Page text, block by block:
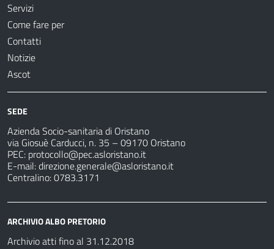
Servizi
Come fare per
Contatti
Notizie
Ascot
SEDE
Azienda Socio-sanitaria di Oristano
via Giosuè Carducci, n. 35 – 09170 Oristano
PEC: protocollo@pec.asloristano.it
E-mail:direzione.generale@asloristano.it
Centralino: 0783.3171
ARCHIVIO ALBO PRETORIO
Archivio atti fino al 31.12.2018